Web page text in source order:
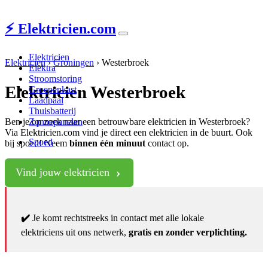
⚡ Elektricien.com
Elektricien
Elektra
Stroomstoring
Groepenkast
Laadpaal
Thuisbatterij
Zonnepanelen
Spoed
Elektricien›Groningen › Westerbroek
Elektricien Westerbroek
Ben je op zoek naar een betrouwbare elektricien in Westerbroek?
Via Elektricien.com vind je direct een elektricien in de buurt. Ook
bij spoed! Neem binnen één minuut contact op.
Vind jouw elektricien
✔️ Je komt rechtstreeks in contact met alle lokale
elektriciens uit ons netwerk,gratis en zonder verplichting.